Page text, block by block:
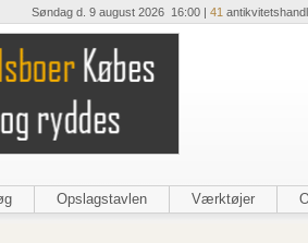
Søndag d. 9 august 2026 16:00 | 41
Opslagstavlen Værktøjer